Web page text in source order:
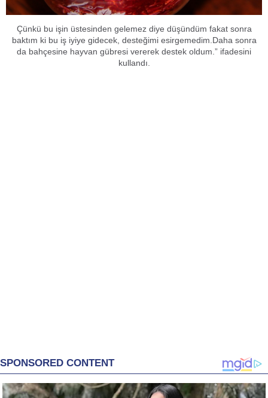
Çünkü bu işin üstesinden gelemez diye düşündüm fakat sonra
baktım ki bu iş iyiye gidecek, desteğimi esirgemedim.Daha sonra
da bahçesine hayvan gübresi vererek destek oldum.” ifadesini
kullandı.